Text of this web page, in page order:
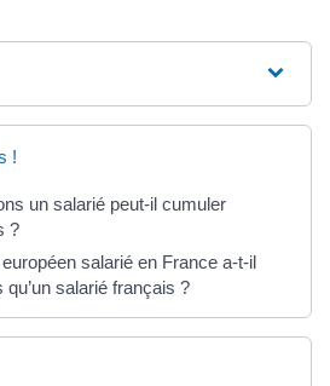
!
un salarié peut-il cumuler
?
salarié en France a-t-il
salarié français ?